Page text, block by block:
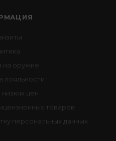
на оружие
лояльности
цен
товаров
персональных данных